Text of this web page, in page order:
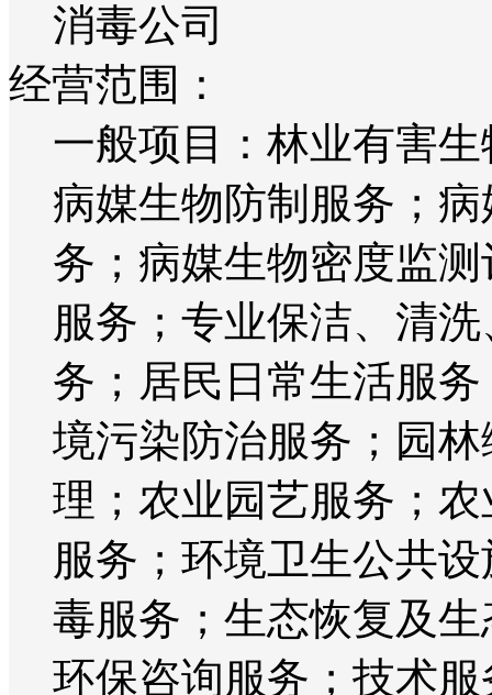
消毒公司
经营范围：
一般项目：林业有害
病媒生物防制服务；
务；病媒生物密度监
服务；专业保洁、清
务；居民日常生活服
境污染防治服务；园
理；农业园艺服务；
服务；环境卫生公共
毒服务；生态恢复及
环保咨询服务；技术